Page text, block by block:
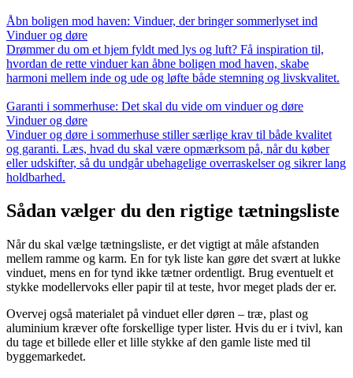
Åbn boligen mod haven: Vinduer, der bringer sommerlyset ind
Vinduer og døre
Drømmer du om et hjem fyldt med lys og luft? Få inspiration til,
hvordan de rette vinduer kan åbne boligen mod haven, skabe
harmoni mellem inde og ude og løfte både stemning og livskvalitet.
Garanti i sommerhuse: Det skal du vide om vinduer og døre
Vinduer og døre
Vinduer og døre i sommerhuse stiller særlige krav til både kvalitet
og garanti. Læs, hvad du skal være opmærksom på, når du køber
eller udskifter, så du undgår ubehagelige overraskelser og sikrer lang
holdbarhed.
Sådan vælger du den rigtige tætningsliste
Når du skal vælge tætningsliste, er det vigtigt at måle afstanden
mellem ramme og karm. En for tyk liste kan gøre det svært at lukke
vinduet, mens en for tynd ikke tætner ordentligt. Brug eventuelt et
stykke modellervoks eller papir til at teste, hvor meget plads der er.
Overvej også materialet på vinduet eller døren – træ, plast og
aluminium kræver ofte forskellige typer lister. Hvis du er i tvivl, kan
du tage et billede eller et lille stykke af den gamle liste med til
byggemarkedet.